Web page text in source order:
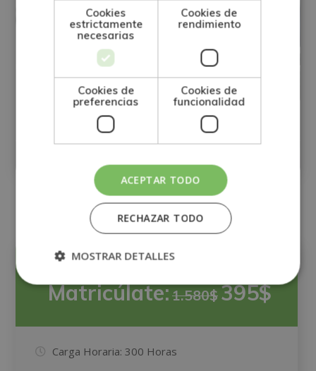
Especialización en Habilidades
Sociales y Comunicativas del Ámbito
de la Sanidad
Precio:
Matricúlate:1.580$395$
Carga Horaria: 300 Horas
Cookies
estrictamente
necesarias
Cookies de
rendimiento
Cookies de
preferencias
Cookies de
funcionalidad
ACEPTAR TODO
RECHAZAR TODO
MOSTRAR DETALLES